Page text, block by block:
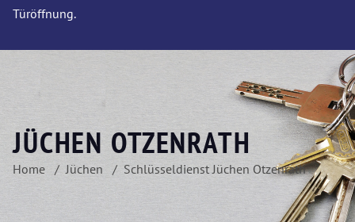
Türöffnung.
JÜCHEN OTZENRATH
Home Jüchen Schlüsseldienst Jüchen Otzenrath